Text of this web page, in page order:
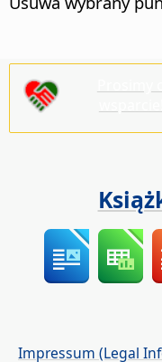
Impressum (Legal